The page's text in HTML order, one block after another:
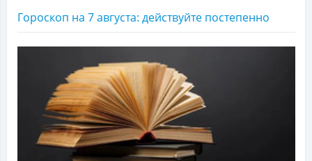
Гороскоп на 7 августа: действуйте постепенно